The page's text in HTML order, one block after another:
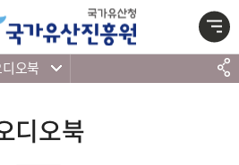
본문 바로가기
뉴 바로가기
하단 바로가기
오북
디오북